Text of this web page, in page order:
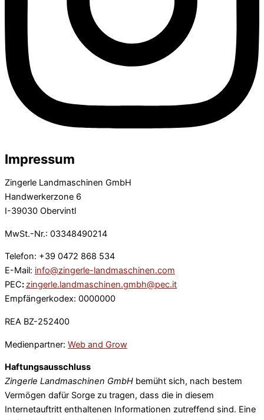
Impressum
Zingerle Landmaschinen GmbH
Handwerkerzone 6
I-39030 Obervintl
MwSt.-Nr.: 03348490214
Telefon: +39 0472 868 534
E-Mail: info@zingerle-landmaschinen.com
PEC:zingerle.landmaschinen.gmbh@pec.it
Empfängerkodex: 0000000
REA BZ-252400
Medienpartner: Web and Grow
Haftungsausschluss
Zingerle Landmaschinen GmbH bemüht sich, nach bestem
Vermögen dafür Sorge zu tragen, dass die in diesem
Internetauftritt enthaltenen Informationen zutreffend sind. Eine